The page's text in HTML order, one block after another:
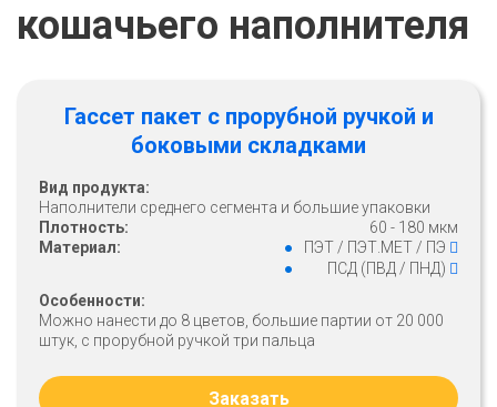
кошачьего наполнителя
Гассет пакет с прорубной ручкой и
боковыми складками
Вид продукта:
Наполнители среднего сегмента и большие упаковки
Плотность:
60 - 180 мкм
Материал:
ПЭТ / ПЭТ.МЕТ / ПЭ
ПСД (ПВД / ПНД)
Особенности:
Можно нанести до 8 цветов, большие партии от 20 000
штук, с прорубной ручкой три пальца
Заказать